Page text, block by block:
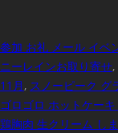
参加 お礼 メール イベ
ニーレインお取り寄せ,
11月 , スノーピーク グ
ゴロゴロ ホットケーキ
鶏胸肉 生クリーム し